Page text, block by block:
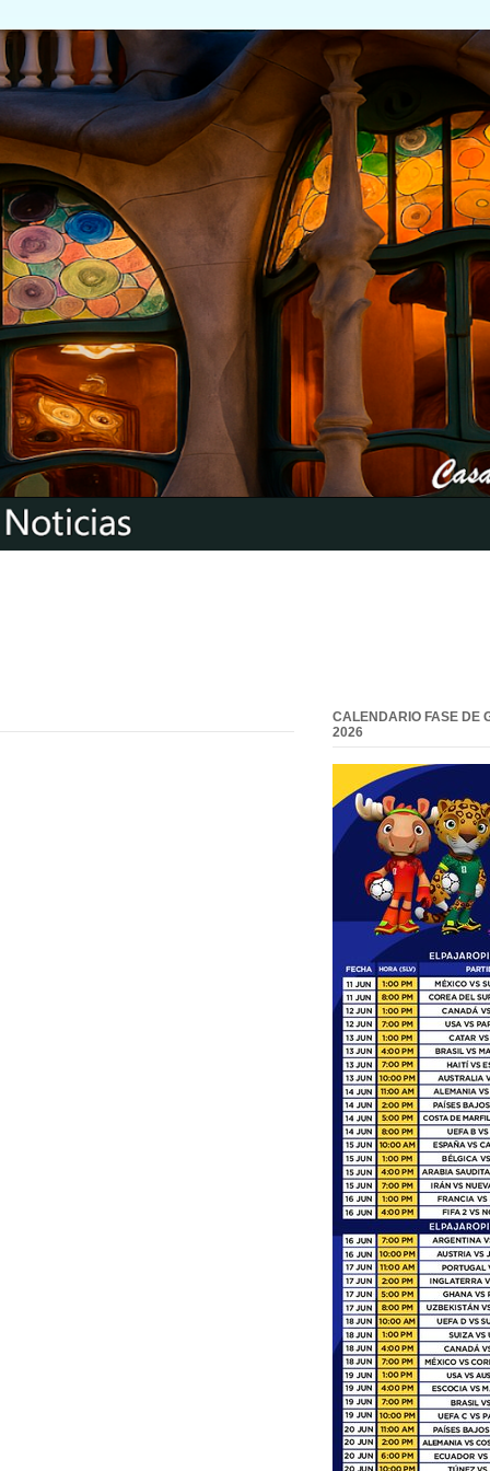
CALENDARIO FASE DE
2026